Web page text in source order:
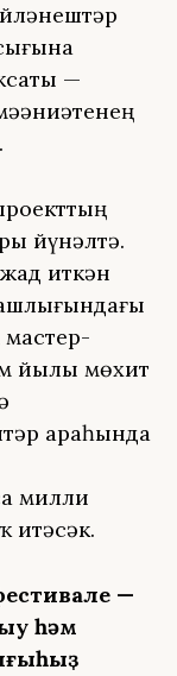
—
йүнәлтә.
иткән
мастер-
йылы мөхит
араһында
милли
итәсәк.
—
һәм